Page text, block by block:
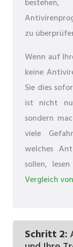
zu
Wenn auf
keine
Sie dies
ist nicht
sondern
viele
welches
sollen,
Vergleich
Schritt 2: